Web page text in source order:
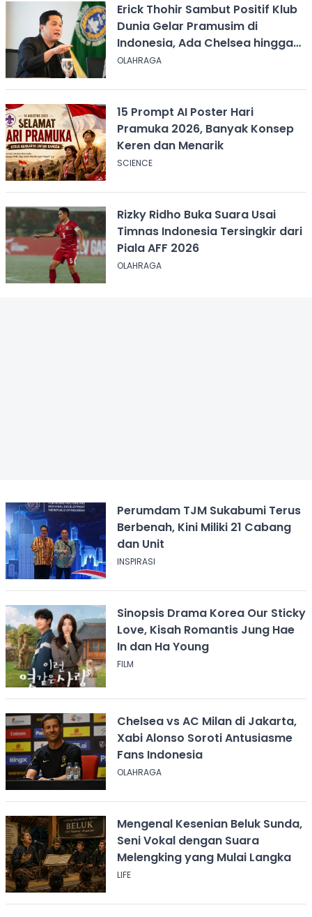
Erick Thohir Sambut Positif Klub
Dunia Gelar Pramusim di
Indonesia, Ada Chelsea hingga
AC Milan
OLAHRAGA
15 Prompt AI Poster Hari
Pramuka 2026, Banyak Konsep
Keren dan Menarik
SCIENCE
Rizky Ridho Buka Suara Usai
Timnas Indonesia Tersingkir dari
Piala AFF 2026
OLAHRAGA
Perumdam TJM Sukabumi Terus
Berbenah, Kini Miliki 21 Cabang
dan Unit
INSPIRASI
Sinopsis Drama Korea Our Sticky
Love, Kisah Romantis Jung Hae
In dan Ha Young
FILM
Chelsea vs AC Milan di Jakarta,
Xabi Alonso Soroti Antusiasme
Fans Indonesia
OLAHRAGA
Mengenal Kesenian Beluk Sunda,
Seni Vokal dengan Suara
Melengking yang Mulai Langka
LIFE